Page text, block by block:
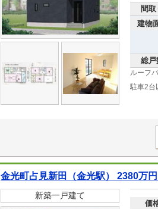
間取
建物
総戸
ルーフ
駐車2台
金光町占見新田（金光駅） 2380万
新築一戸建て
価